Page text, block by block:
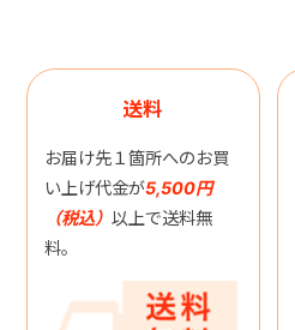
送料
お届け先１箇所へのお買
い上げ代金が5,500円
（税込） 以上で送料無
料。